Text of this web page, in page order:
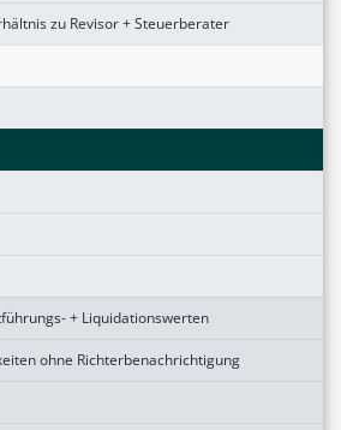
zu Revisor + Steuerberater
+ Liquidationswerten
ohne Richterbenachrichtigung